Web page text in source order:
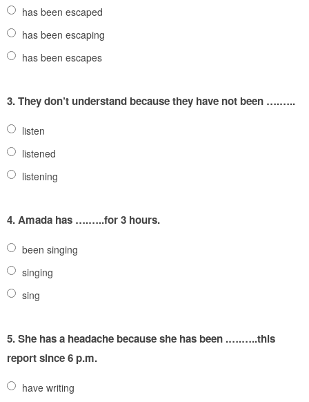
has been escaped
has been escaping
has been escapes
3.They don’t understand because they have not been ….…..
listen
listened
listening
4.Amada has ….…..for 3 hours.
been singing
singing
sing
5.She has a headache because she has been .….…..this
report since 6 p.m.
have writing